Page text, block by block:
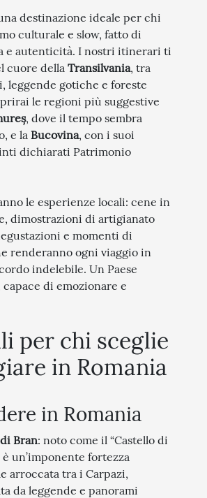
destinazione ideale per chi
culturale e slow, fatto di
e autenticità. I nostri itinerari ti
cuore dellaTransilvania, tra
leggende gotiche e foreste
le regioni più suggestive
, dove il tempo sembra
e laBucovina, con i suoi
dichiarati Patrimonio
le esperienze locali: cene in
dimostrazioni di artigianato
e momenti di
renderanno ogni viaggio in
indelebile. Un Paese
di emozionare e
per chi sceglie
in Romania
in Romania
Bran: noto come il “Castello di
è un’imponente fortezza
arroccata tra i Carpazi,
da leggende e panorami